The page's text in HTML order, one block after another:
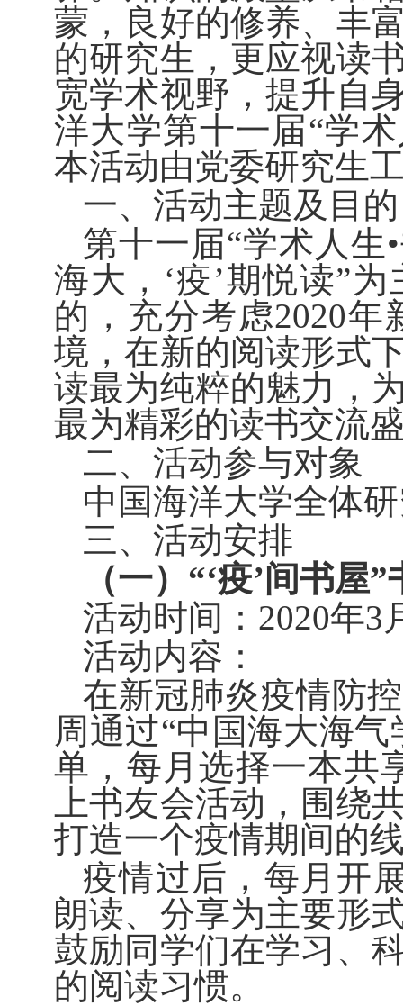
蒙，良好的修养、丰
的研究生，更应视读
宽学术视野，提升自
洋大学第十一届“学
本活动由党委研究生
一、活动主题及 目的
第十一届“学术人生•
海大 ， ‘疫’期悦读”为
的， 充分考虑2020年
境，在新的阅读形式
读最为纯粹的魅力，
最为精彩的读书交流
二、活动参与对象
中国海洋大学全体
三、活动安排
（一）“‘疫’间书屋”
活动时间：2020年3
活动内容：
在新冠肺炎疫情防控
周通过“中国海大海
单， 每月选择一本共
上书友会活动， 围绕
打造一个疫情期间的
疫情过后 ， 每月开
朗读、分享为主要形
鼓励同学们在学习、
的阅读习惯。